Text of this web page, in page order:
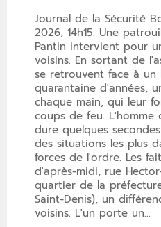
Journal de la Sécurité
2026, 14h15. Une
Pantin intervient pour
voisins. En sortant de
se retrouvent face à un
quarantaine d'années,
chaque main, qui leur
coups de feu. L'homme
dure quelques
des situations les plus
forces de l'ordre. Les
d'après-midi, rue
quartier de la
Saint-Denis), un
voisins. L'un porte un...